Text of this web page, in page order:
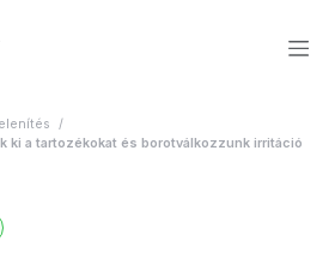
ki a tartozékokat és borotválkozzunk irritáció